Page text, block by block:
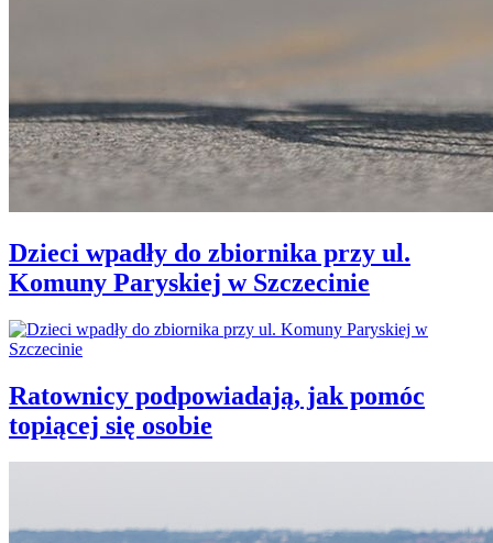
Dzieci wpadły do zbiornika przy ul.
Komuny Paryskiej w Szczecinie
Ratownicy podpowiadają, jak pomóc
topiącej się osobie